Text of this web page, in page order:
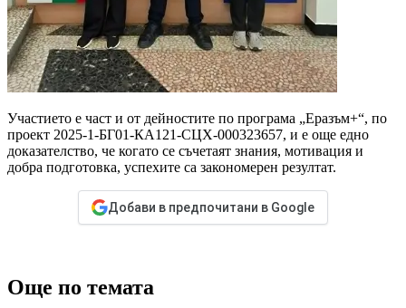
Участието е част и от дейностите по програма „Еразъм+“, по
проект 2025-1-БГ01-КА121-СЦХ-000323657, и е още едно
доказателство, че когато се съчетаят знания, мотивация и
добра подготовка, успехите са закономерен резултат.
Добави в предпочитани в Google
Още по темата